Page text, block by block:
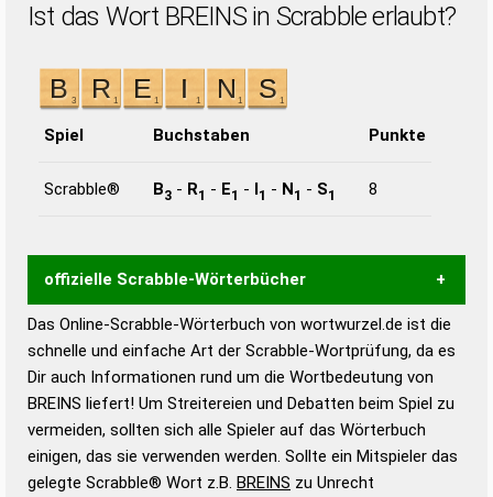
Ist das Wort BREINS in Scrabble erlaubt?
Spiel Buchstaben Punkte
Scrabble® B3 - R1 - E1 - I1 - N1 - S1 8
offizielle Scrabble-Wörterbücher
Wortwurzel liefert mit Hilfe eines semantischen
Wortanalyse-Algorithmus gute Anhaltspunkte zu
Wortbedeutung, Worttrennung und Wortform, um die
Gültigkeit eines Wortes für das Scrabble-Spiel zu
bestimmen!
zugelassene Turnier Scrabble-
Wörterbücher sind:
Das Online-Scrabble-Wörterbuch von wortwurzel.de ist die
schnelle und einfache Art der Scrabble-Wortprüfung, da es
Dir auch Informationen rund um die Wortbedeutung von
BREINS liefert! Um Streitereien und Debatten beim Spiel zu
vermeiden, sollten sich alle Spieler auf das Wörterbuch
einigen, das sie verwenden werden. Sollte ein Mitspieler das
gelegte Scrabble® Wort z.B. BREINS zu Unrecht